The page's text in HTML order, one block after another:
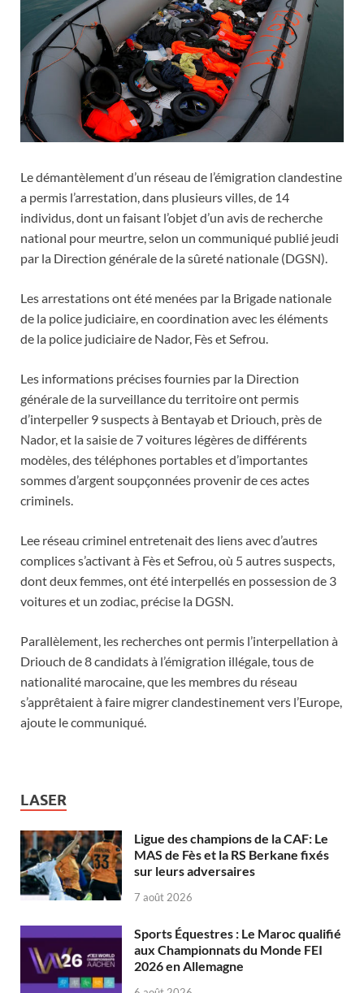
Le démantèlement d’un réseau de l’émigration clandestine
a permis l’arrestation, dans plusieurs villes, de 14
individus, dont un faisant l’objet d’un avis de recherche
national pour meurtre, selon un communiqué publié jeudi
par la Direction générale de la sûreté nationale (DGSN).
Les arrestations ont été menées par la Brigade nationale
de la police judiciaire, en coordination avec les éléments
de la police judiciaire de Nador, Fès et Sefrou.
Les informations précises fournies par la Direction
générale de la surveillance du territoire ont permis
d’interpeller 9 suspects à Bentayab et Driouch, près de
Nador, et la saisie de 7 voitures légères de différents
modèles, des téléphones portables et d’importantes
sommes d’argent soupçonnées provenir de ces actes
criminels.
Lee réseau criminel entretenait des liens avec d’autres
complices s’activant à Fès et Sefrou, où 5 autres suspects,
dont deux femmes, ont été interpellés en possession de 3
voitures et un zodiac, précise la DGSN.
Parallèlement, les recherches ont permis l’interpellation à
Driouch de 8 candidats à l’émigration illégale, tous de
nationalité marocaine, que les membres du réseau
s’apprêtaient à faire migrer clandestinement vers l’Europe,
ajoute le communiqué.
LASER
Ligue des champions de la CAF: Le
MAS de Fès et la RS Berkane fixés
sur leurs adversaires
7 août 2026
Sports Équestres : Le Maroc qualifié
aux Championnats du Monde FEI
2026 en Allemagne